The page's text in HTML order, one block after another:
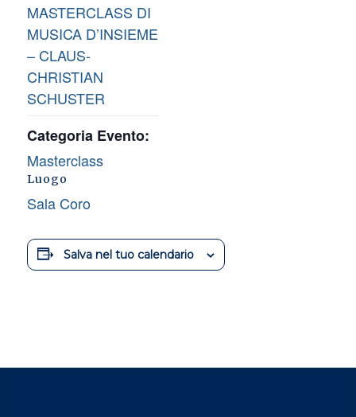
MASTERCLASS DI
MUSICA D’INSIEME
– CLAUS-
CHRISTIAN
SCHUSTER
Categoria Evento:
Masterclass
Luogo
Sala Coro
Salva nel tuo calendario